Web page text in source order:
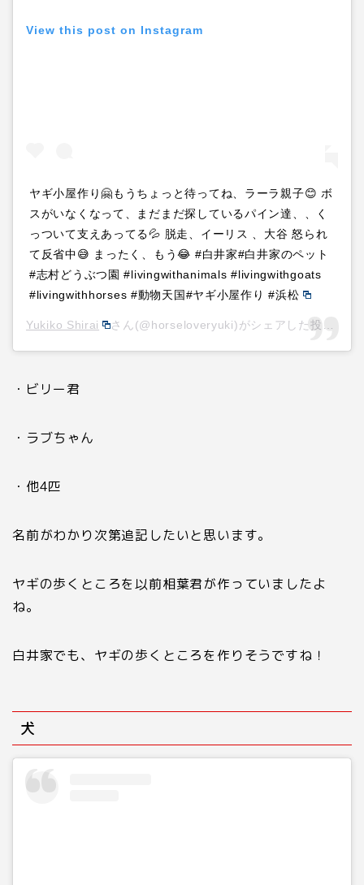
View this post on Instagram
ヤギ小屋作り🤗もうちょっと待ってね、ラーラ親子😊 ボ
スがいなくなって、まだまだ探しているパイン達、、く
っついて支えあってる💦 脱走、イーリス 、大谷 怒られ
て反省中😅 まったく、もう😂 #白井家#白井家のペット
#志村どうぶつ園 #livingwithanimals #livingwithgoats
#livingwithhorses #動物天国#ヤギ小屋作り #浜松
Yukiko Shirai さん(@horseloveryuki)がシェアした投稿 –
・ビリー君
・ラブちゃん
・他4匹
名前がわかり次第追記したいと思います。
ヤギの歩くところを以前相葉君が作っていましたよ
ね。
白井家でも、ヤギの歩くところを作りそうですね！
犬